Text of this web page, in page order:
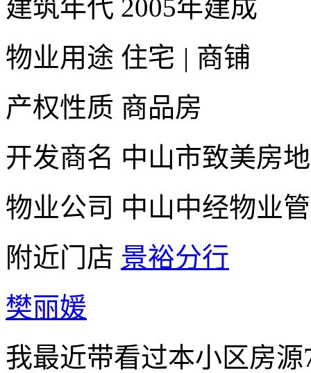
建筑年代 2005年建成
物业用途 住宅 | 商铺
产权性质 商品房
开发商名 中山市致美房
物业公司 中山中经物业
附近门店 景裕分行
樊丽媛
我最近带看过本小区房